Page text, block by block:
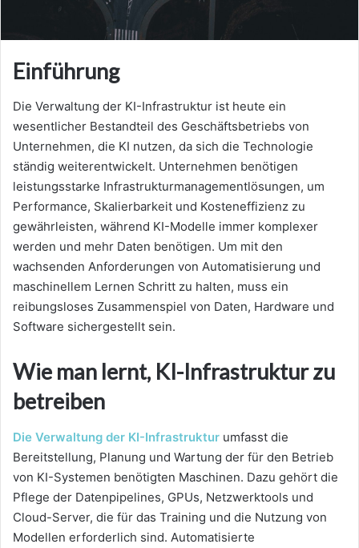
Einführung
Die Verwaltung der KI-Infrastruktur ist heute ein
wesentlicher Bestandteil des Geschäftsbetriebs von
Unternehmen, die KI nutzen, da sich die Technologie
ständig weiterentwickelt. Unternehmen benötigen
leistungsstarke Infrastrukturmanagementlösungen, um
Performance, Skalierbarkeit und Kosteneffizienz zu
gewährleisten, während KI-Modelle immer komplexer
werden und mehr Daten benötigen. Um mit den
wachsenden Anforderungen von Automatisierung und
maschinellem Lernen Schritt zu halten, muss ein
reibungsloses Zusammenspiel von Daten, Hardware und
Software sichergestellt sein.
Wie man lernt, KI-Infrastruktur zu
betreiben
Die Verwaltung der KI-Infrastruktur umfasst die
Bereitstellung, Planung und Wartung der für den Betrieb
von KI-Systemen benötigten Maschinen. Dazu gehört die
Pflege der Datenpipelines, GPUs, Netzwerktools und
Cloud-Server, die für das Training und die Nutzung von
Modellen erforderlich sind. Automatisierte